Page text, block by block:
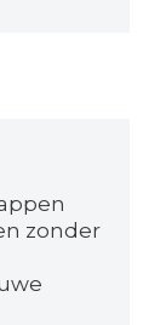
zonder